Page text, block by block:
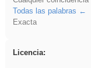
Todas las palabras
Exacta
Licencia: